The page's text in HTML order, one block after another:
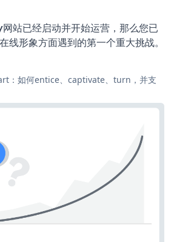
站已经启动并开始运营，那么您已
线形象方面遇到的第一个重大挑战。
：如何entice、captivate、turn，并支